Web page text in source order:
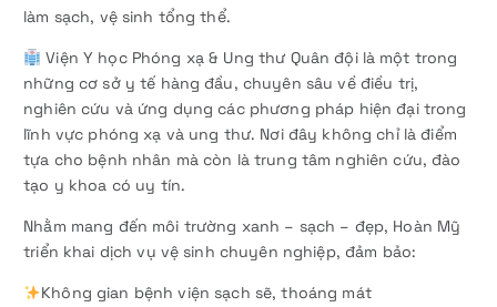
làm sạch, vệ sinh tổng thể.
Viện Y học Phóng xạ & Ung thư Quân đội là một trong
những cơ sở y tế hàng đầu, chuyên sâu về điều trị,
nghiên cứu và ứng dụng các phương pháp hiện đại trong
lĩnh vực phóng xạ và ung thư. Nơi đây không chỉ là điểm
tựa cho bệnh nhân mà còn là trung tâm nghiên cứu, đào
tạo y khoa có uy tín.
Nhằm mang đến môi trường xanh – sạch – đẹp, Hoàn Mỹ
triển khai dịch vụ vệ sinh chuyên nghiệp, đảm bảo:
Không gian bệnh viện sạch sẽ, thoáng mát